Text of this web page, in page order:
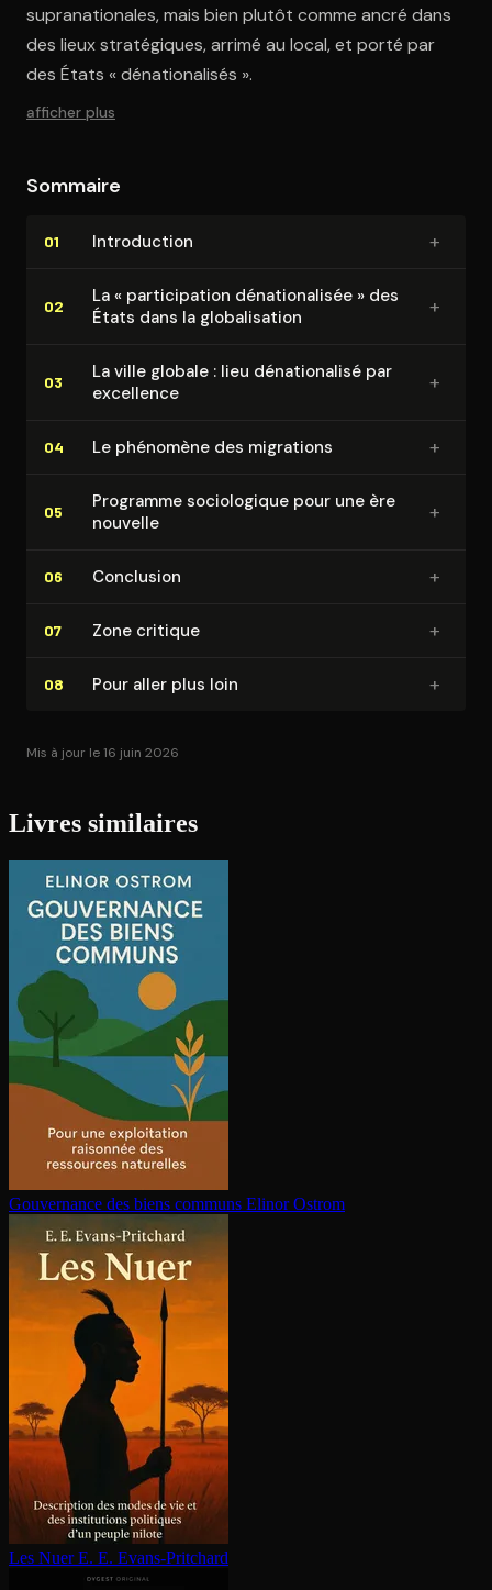
supranationales, mais bien plutôt comme ancré dans
des lieux stratégiques, arrimé au local, et porté par
des États « dénationalisés ».
afficher plus
Sommaire
01 In­tro­duc­tion +
02
La « par­ti­ci­pa­tion dé­na­tio­na­li­sée » des
États dans la glo­ba­li­sa­tion
+
03
La ville globale : lieu dé­na­tio­na­li­sé par
excellence
+
04 Le phénomène des migrations +
05
Programme so­cio­lo­gique pour une ère
nouvelle
+
06 Conclusion +
07 Zone critique +
08 Pour aller plus loin +
Mis à jour le 16 juin 2026
Livres similaires
Gouvernance des biens communs Elinor Ostrom
Les Nuer E. E. Evans-Pritchard